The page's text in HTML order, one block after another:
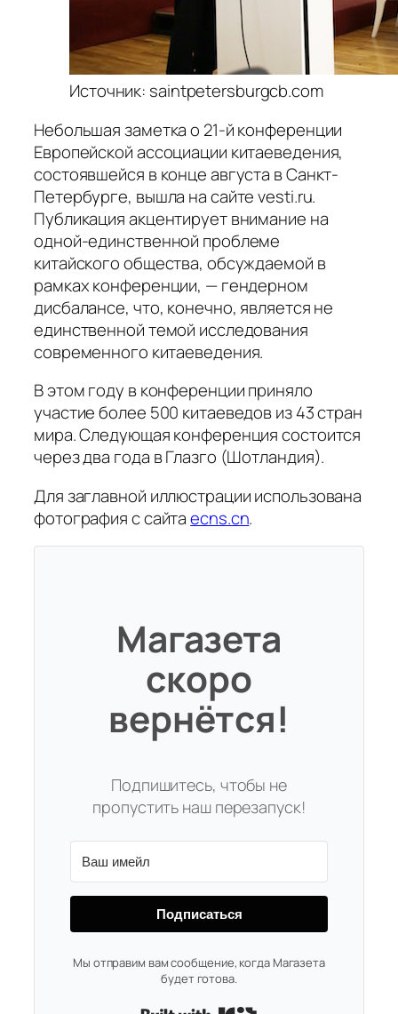
Источник: saintpetersburgcb.com
Небольшая заметка о 21-й конференции
Европейской ассоциации китаеведения,
состоявшейся в конце августа в Санкт-
Петербурге, вышла на сайте vesti.ru.
Публикация акцентирует внимание на
одной-единственной проблеме
китайского общества, обсуждаемой в
рамках конференции, — гендерном
дисбалансе, что, конечно, является не
единственной темой исследования
современного китаеведения.
В этом году в конференции приняло
участие более 500 китаеведов из 43 стран
мира. Следующая конференция состоится
через два года в Глазго (Шотландия).
Для заглавной иллюстрации использована
фотография с сайтаecns.cn.
Магазета
скоро
вернётся!
Подпишитесь, чтобы не
пропустить наш перезапуск!
Подписаться
Мы отправим вам сообщение, когда Магазета
будет готова.